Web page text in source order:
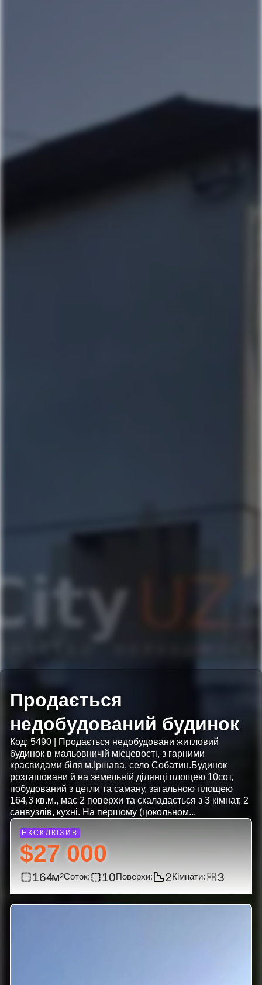
Продається
недобудований будинок
Код: 5490 | Продається недобудовани житловий
будинок в мальовничій місцевості, з гарними
краєвидами біля м.Іршава, село Собатин.Будинок
розташовани й на земельній ділянці площею 10сот,
побудований з цегли та саману, загальною площею
164,3 кв.м., має 2 поверхи та скаладається з 3 кімнат, 2
санвузлів, кухні. На першому (цокольном...
$27 000
164 10 2 3